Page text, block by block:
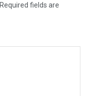
Required fields are